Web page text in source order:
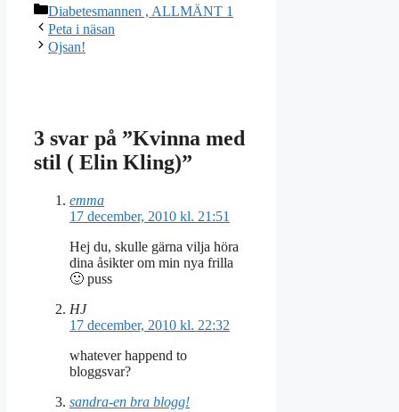
Kategorier
Diabetesmannen , ALLMÄNT 1
Peta i näsan
Ojsan!
3 svar på ”Kvinna med
stil ( Elin Kling)”
emma
17 december, 2010 kl. 21:51
Hej du, skulle gärna vilja höra
dina åsikter om min nya frilla
🙂 puss
HJ
17 december, 2010 kl. 22:32
whatever happend to
bloggsvar?
sandra-en bra blogg!